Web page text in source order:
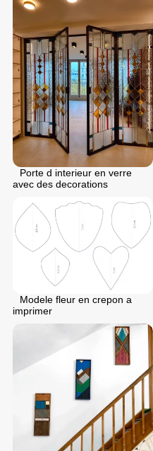
Porte d interieur en verre
avec des decorations
Modele fleur en crepon a
imprimer